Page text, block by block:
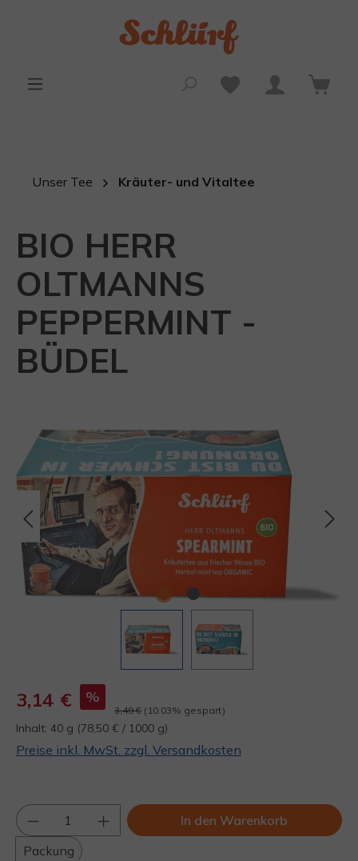
Unser Tee Kräuter- und Vitaltee
BIO HERR
OLTMANNS
PEPPERMINT -
BÜDEL
Bildergalerie überspringen
3,14 € %
3,49 € (10.03% gespart)
Inhalt: 40 g (78,50 € / 1000 g)
Preise inkl. MwSt. zzgl. Versandkosten
Produkt Anzahl: Gib den gewünschten
Packung
In den Warenkorb